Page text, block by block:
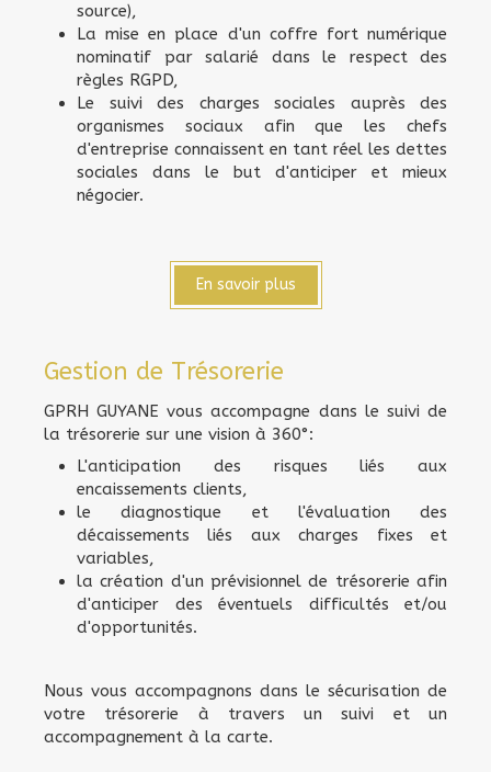
source),
La mise en place d'un coffre fort numérique
nominatif par salarié dans le respect des
règles RGPD,
Le suivi des charges sociales auprès des
organismes sociaux afin que les chefs
d'entreprise connaissent en tant réel les dettes
sociales dans le but d'anticiper et mieux
négocier.
En savoir plus
Gestion de Trésorerie
GPRH GUYANE vous accompagne dans le suivi de
la trésorerie sur une vision à 360°:
L'anticipation des risques liés aux
encaissements clients,
le diagnostique et l'évaluation des
décaissements liés aux charges fixes et
variables,
la création d'un prévisionnel de trésorerie afin
d'anticiper des éventuels difficultés et/ou
d'opportunités.
Nous vous accompagnons dans le sécurisation de
votre trésorerie à travers un suivi et un
accompagnement à la carte.